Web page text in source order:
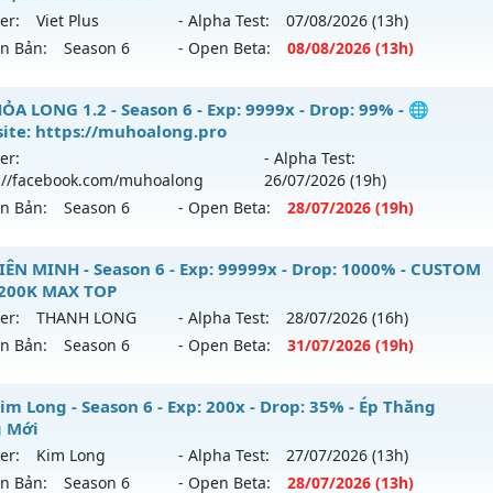
XShield
ra tháng 07 2026 - Mở máy chủ https://facebook.com/
29/07/2626
Non Reset
Mu Nguyên bản Webzen
Xshiel
Viet Plus - Alpha Test: 07/08/2026 (13h)
Bản:
Season 6 - Open Beta: 08/08/2026 (13h)
SS6.15 Plus - Boss drop 1h/lần, Set tân thủ free
mới ra tháng 08 2026 - Mở máy chủ
Viet Plus
9999x - Drop: 90%
loại: Mu Bán Đồ Full Trong Shop
Phoenix chống hack mới
LONG 1.2 - Season 6 - Exp: 9999x - Drop: 99% - 🌐
https://muhoalong.pro
facebook.com/muhoalong
- Alpha Test:
26/07/2026 (19h)
Bản:
Season 6 - Open Beta: 28/07/2026 (19h)
LONG 1.2 - 🌐 Website: https://muhoalong.pro
ra tháng 07 2026 - Mở máy chủ https://facebook.com/
28/07/2626
Non Reset
Mu Nguyên bản Webzen
MINH - Season 6 - Exp: 99999x - Drop: 1000% - CUSTOM
MAX TOP
THANH LONG - Alpha Test: 28/07/2026 (16h)
Bản:
Season 6 - Open Beta: 31/07/2026 (19h)
LIÊN MINH - CUSTOM 6.15 200K MAX TOP
mới ra tháng 07 2026 - Mở máy chủTHANH LONG
99999x - Drop: 1000%
Long - Season 6 - Exp: 200x - Drop: 35% - Ép Thăng
Mới
Kim Long - Alpha Test: 27/07/2026 (13h)
Bản:
Season 6 - Open Beta: 28/07/2026 (13h)